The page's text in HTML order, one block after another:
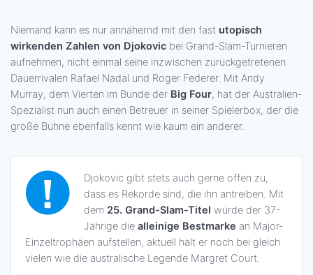
Niemand kann es nur annähernd mit den fast utopisch
wirkenden Zahlen von Djokovic bei Grand-Slam-Turnieren
aufnehmen, nicht einmal seine inzwischen zurückgetretenen
Dauerrivalen Rafael Nadal und Roger Federer. Mit Andy
Murray, dem Vierten im Bunde der Big Four, hat der Australien-
Spezialist nun auch einen Betreuer in seiner Spielerbox, der die
große Bühne ebenfalls kennt wie kaum ein anderer.
Djokovic gibt stets auch gerne offen zu,
dass es Rekorde sind, die ihn antreiben. Mit
dem 25. Grand-Slam-Titel würde der 37-
Jährige die alleinige Bestmarke an Major-
Einzeltrophäen aufstellen, aktuell hält er noch bei gleich
vielen wie die australische Legende Margret Court.